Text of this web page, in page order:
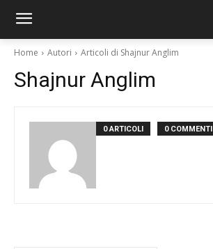
Home Autori Articoli di Shajnur Anglim
Shajnur Anglim
0 ARTICOLI 0 COMMENTI